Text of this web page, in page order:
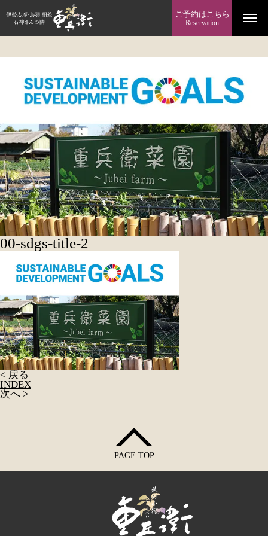
ご予約はこちら
Reservation
00-sdgs-title-2
< 戻る
INDEX
次へ >
PAGE TOP